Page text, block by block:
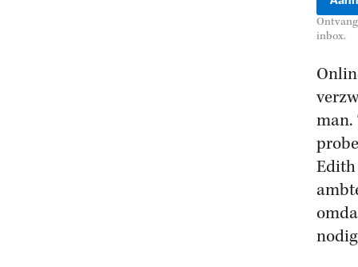
inbox.
man.